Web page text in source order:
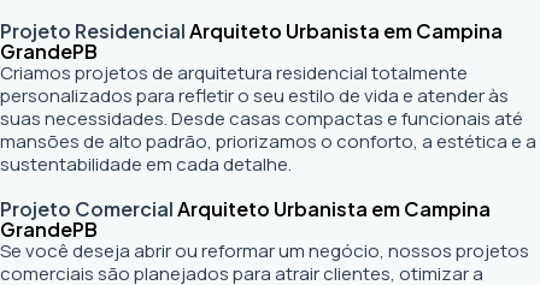
Projeto ResidencialArquiteto Urbanista em Campina
GrandePB
Criamos projetos de arquitetura residencial totalmente
personalizados para refletir o seu estilo de vida e atender às
suas necessidades. Desde casas compactas e funcionais até
mansões de alto padrão, priorizamos o conforto, a estética e a
sustentabilidade em cada detalhe.
Projeto ComercialArquiteto Urbanista em Campina
GrandePB
Se você deseja abrir ou reformar um negócio, nossos projetos
comerciais são planejados para atrair clientes, otimizar a